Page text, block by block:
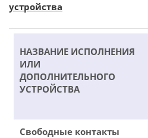
устройства
НАЗВАНИЕ ИСПОЛНЕНИЯ
ИЛИ
ДОПОЛНИТЕЛЬНОГО
УСТРОЙСТВА
Свободные контакты